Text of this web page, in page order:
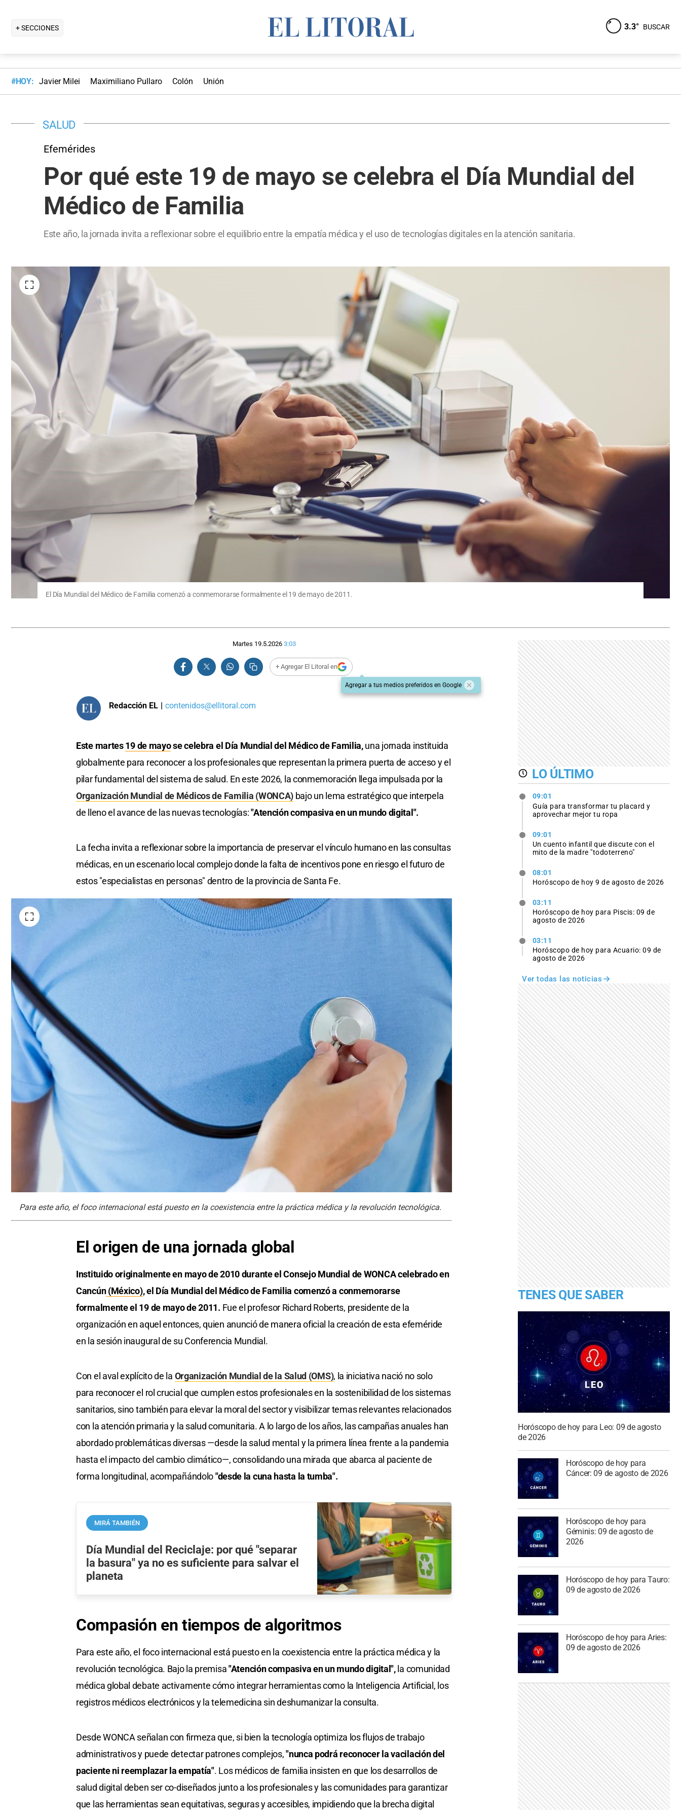
+ SECCIONES 3.3° BUSCAR
#HOY: Javier Milei Maximiliano Pullaro Colón Unión
SALUD
Efemérides
Por qué este 19 de mayo se celebra el Día Mundial del
Médico de Familia
Este año, la jornada invita a reflexionar sobre el equilibrio entre la empatía médica y el uso de tecnologías digitales en la atención sanitaria.
El Día Mundial del Médico de Familia comenzó a conmemorarse formalmente el 19 de mayo de 2011.
Martes 19.5.2026 3:03
+ Agregar El Litoral en
Agregar a tus medios preferidos en Google
Redacción EL | contenidos@ellitoral.com
Este martes19 de mayose celebra el Día Mundial del Médico de Familia,una jornada instituida
globalmente para reconocer a los profesionales que representan la primera puerta de acceso y el
pilar fundamental del sistema de salud. En este 2026, la conmemoración llega impulsada por la
Organización Mundial de Médicos de Familia (WONCA) bajo un lema estratégico que interpela
de lleno el avance de las nuevas tecnologías:"Atención compasiva en un mundo digital".
La fecha invita a reflexionar sobre la importancia de preservar el vínculo humano en las consultas
médicas, en un escenario local complejo donde la falta de incentivos pone en riesgo el futuro de
estos "especialistas en personas" dentro de la provincia de Santa Fe.
Para este año, el foco internacional está puesto en la coexistencia entre la práctica médica y la revolución tecnológica.
El origen de una jornada global
Instituido originalmente en mayo de 2010 durante el Consejo Mundial de WONCA celebrado en
Cancún(México), el Día Mundial del Médico de Familia comenzó a conmemorarse
formalmente el 19 de mayo de 2011. Fue el profesor Richard Roberts, presidente de la
organización en aquel entonces, quien anunció de manera oficial la creación de esta efeméride
en la sesión inaugural de su Conferencia Mundial.
Con el aval explícito de la Organización Mundial de la Salud (OMS), la iniciativa nació no solo
para reconocer el rol crucial que cumplen estos profesionales en la sostenibilidad de los sistemas
sanitarios, sino también para elevar la moral del sector y visibilizar temas relevantes relacionados
con la atención primaria y la salud comunitaria. A lo largo de los años, las campañas anuales han
abordado problemáticas diversas —desde la salud mental y la primera línea frente a la pandemia
hasta el impacto del cambio climático—, consolidando una mirada que abarca al paciente de
forma longitudinal, acompañándolo"desde la cuna hasta la tumba".
MIRÁ TAMBIÉN
Día Mundial del Reciclaje: por qué "separar
la basura" ya no es suficiente para salvar el
planeta
Compasión en tiempos de algoritmos
Para este año, el foco internacional está puesto en la coexistencia entre la práctica médica y la
revolución tecnológica. Bajo la premisa"Atención compasiva en un mundo digital",la comunidad
médica global debate activamente cómo integrar herramientas como la Inteligencia Artificial, los
registros médicos electrónicos y la telemedicina sin deshumanizar la consulta.
Desde WONCA señalan con firmeza que, si bien la tecnología optimiza los flujos de trabajo
administrativos y puede detectar patrones complejos,"nunca podrá reconocer la vacilación del
paciente ni reemplazar la empatía". Los médicos de familia insisten en que los desarrollos de
salud digital deben ser co-diseñados junto a los profesionales y las comunidades para garantizar
que las herramientas sean equitativas, seguras y accesibles, impidiendo que la brecha digital
LO ÚLTIMO
09:01
Guía para transformar tu placard y
aprovechar mejor tu ropa
09:01
Un cuento infantil que discute con el
mito de la madre "todoterreno"
08:01
Horóscopo de hoy 9 de agosto de 2026
03:11
Horóscopo de hoy para Piscis: 09 de
agosto de 2026
03:11
Horóscopo de hoy para Acuario: 09 de
agosto de 2026
Ver todas las noticias
TENES QUE SABER
Horóscopo de hoy para Leo: 09 de agosto
de 2026
Horóscopo de hoy para
Cáncer: 09 de agosto de 2026
Horóscopo de hoy para
Géminis: 09 de agosto de
2026
Horóscopo de hoy para Tauro:
09 de agosto de 2026
Horóscopo de hoy para Aries:
09 de agosto de 2026